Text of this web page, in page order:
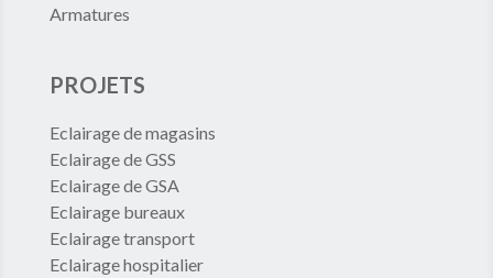
Armatures
PROJETS
Eclairage de magasins
Eclairage de GSS
Eclairage de GSA
Eclairage bureaux
Eclairage transport
Eclairage hospitalier